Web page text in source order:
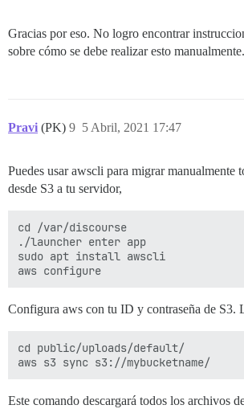
Gracias por eso. No logro encontrar
sobre cómo se debe realizar esto manualmente.
Pravi (PK) 5 Abril, 2021 17:47
9
Puedes usar awscli para migrar manualmente
desde S3 a tu servidor,
cd /var/discourse
./launcher enter app
sudo apt install awscli
Configura aws con tu ID y contraseña de S3.
cd public/uploads/default/
Este comando descargará todos los archivos